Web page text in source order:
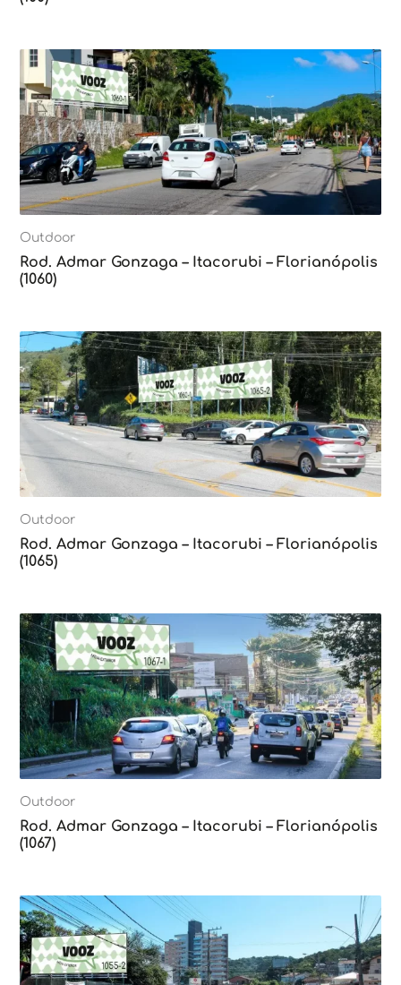
Outdoor
Rod. Admar Gonzaga – Itacorubi – Florianópolis
(1060)
Outdoor
Rod. Admar Gonzaga – Itacorubi – Florianópolis
(1065)
Outdoor
Rod. Admar Gonzaga – Itacorubi – Florianópolis
(1067)